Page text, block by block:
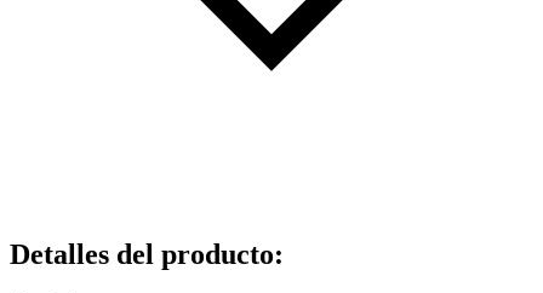
Detalles del producto: